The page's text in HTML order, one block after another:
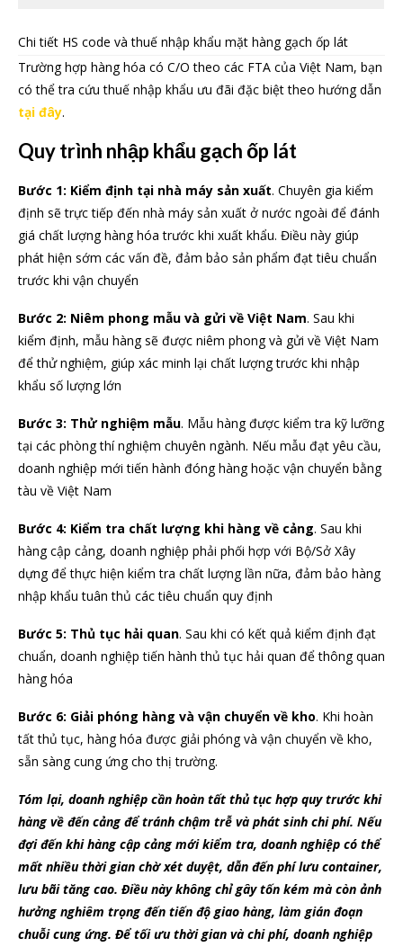
Chi tiết HS code và thuế nhập khẩu mặt hàng gạch ốp lát
Trường hợp hàng hóa có C/O theo các FTA của Việt Nam, bạn
có thể tra cứu thuế nhập khẩu ưu đãi đặc biệt theo hướng dẫn
tại đây.
Quy trình nhập khẩu gạch ốp lát
Bước 1: Kiểm định tại nhà máy sản xuất. Chuyên gia kiểm
định sẽ trực tiếp đến nhà máy sản xuất ở nước ngoài để đánh
giá chất lượng hàng hóa trước khi xuất khẩu. Điều này giúp
phát hiện sớm các vấn đề, đảm bảo sản phẩm đạt tiêu chuẩn
trước khi vận chuyển
Bước 2: Niêm phong mẫu và gửi về Việt Nam. Sau khi
kiểm định, mẫu hàng sẽ được niêm phong và gửi về Việt Nam
để thử nghiệm, giúp xác minh lại chất lượng trước khi nhập
khẩu số lượng lớn
Bước 3: Thử nghiệm mẫu. Mẫu hàng được kiểm tra kỹ lưỡng
tại các phòng thí nghiệm chuyên ngành. Nếu mẫu đạt yêu cầu,
doanh nghiệp mới tiến hành đóng hàng hoặc vận chuyển bằng
tàu về Việt Nam
Bước 4: Kiểm tra chất lượng khi hàng về cảng. Sau khi
hàng cập cảng, doanh nghiệp phải phối hợp với Bộ/Sở Xây
dựng để thực hiện kiểm tra chất lượng lần nữa, đảm bảo hàng
nhập khẩu tuân thủ các tiêu chuẩn quy định
Bước 5: Thủ tục hải quan. Sau khi có kết quả kiểm định đạt
chuẩn, doanh nghiệp tiến hành thủ tục hải quan để thông quan
hàng hóa
Bước 6: Giải phóng hàng và vận chuyển về kho. Khi hoàn
tất thủ tục, hàng hóa được giải phóng và vận chuyển về kho,
sẵn sàng cung ứng cho thị trường.
Tóm lại, doanh nghiệp cần hoàn tất thủ tục hợp quy trước khi
hàng về đến cảng để tránh chậm trễ và phát sinh chi phí. Nếu
đợi đến khi hàng cập cảng mới kiểm tra, doanh nghiệp có thể
mất nhiều thời gian chờ xét duyệt, dẫn đến phí lưu container,
lưu bãi tăng cao. Điều này không chỉ gây tốn kém mà còn ảnh
hưởng nghiêm trọng đến tiến độ giao hàng, làm gián đoạn
chuỗi cung ứng. Để tối ưu thời gian và chi phí, doanh nghiệp